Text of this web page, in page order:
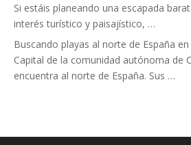
Si estáis planeando una escapada
interés turístico y paisajístico, …
Buscando playas al norte de España
Capital de la comunidad autónoma de
encuentra al norte de España. Sus …